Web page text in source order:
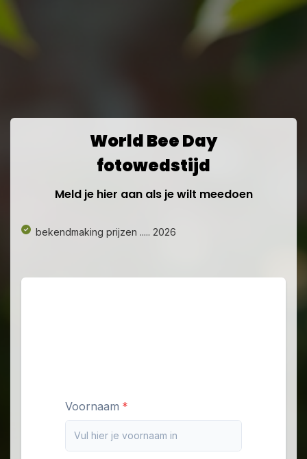
World Bee Day
fotowedstijd
Meld je hier aan als je wilt meedoen
bekendmaking prijzen ..... 2026
Voornaam